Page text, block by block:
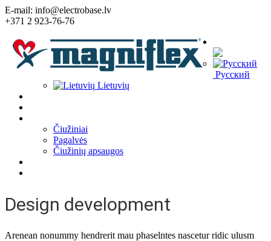
E-mail: info@electrobase.lv
+371 2 923-76-76
Русский
Lietuvių
Čiužiniai
Pagalvės
Čiužinių apsaugos
Design development
Arenean nonummy hendrerit mau phaselntes nascetur ridic ulusm